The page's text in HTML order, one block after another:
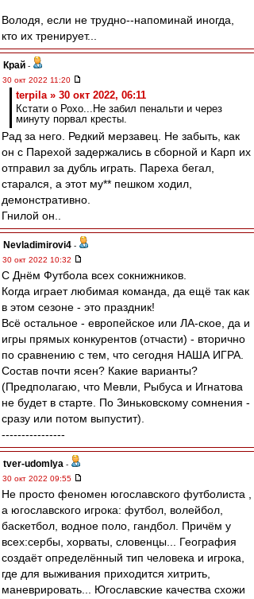
Володя, если не трудно--напоминай иногда,
кто их тренирует...
Край -
30 окт 2022 11:20
terpila » 30 окт 2022, 06:11
Кстати о Рохо...Не забил пенальти и через
минуту порвал кресты.
Рад за него. Редкий мерзавец. Не забыть, как
он с Парехой задержались в сборной и Карп их
отправил за дубль играть. Пареха бегал,
старался, а этот му** пешком ходил,
демонстративно.
Гнилой он..
Nevladimirovi4 -
30 окт 2022 10:32
С Днём Футбола всех сокнижников.
Когда играет любимая команда, да ещё так как
в этом сезоне - это праздник!
Всё остальное - европейское или ЛА-ское, да и
игры прямых конкурентов (отчасти) - вторично
по сравнению с тем, что сегодня НАША ИГРА.
Состав почти ясен? Какие варианты?
(Предполагаю, что Мевли, Рыбуса и Игнатова
не будет в старте. По Зиньковскому сомнения -
сразу или потом выпустит).
----------------
tver-udomlya -
30 окт 2022 09:55
Не просто феномен югославского футболиста ,
а югославского игрока: футбол, волейбол,
баскетбол, водное поло, гандбол. Причём у
всех:сербы, хорваты, словенцы... География
создаёт определённый тип человека и игрока,
где для выживания приходится хитрить,
маневрировать... Югославские качества схожи